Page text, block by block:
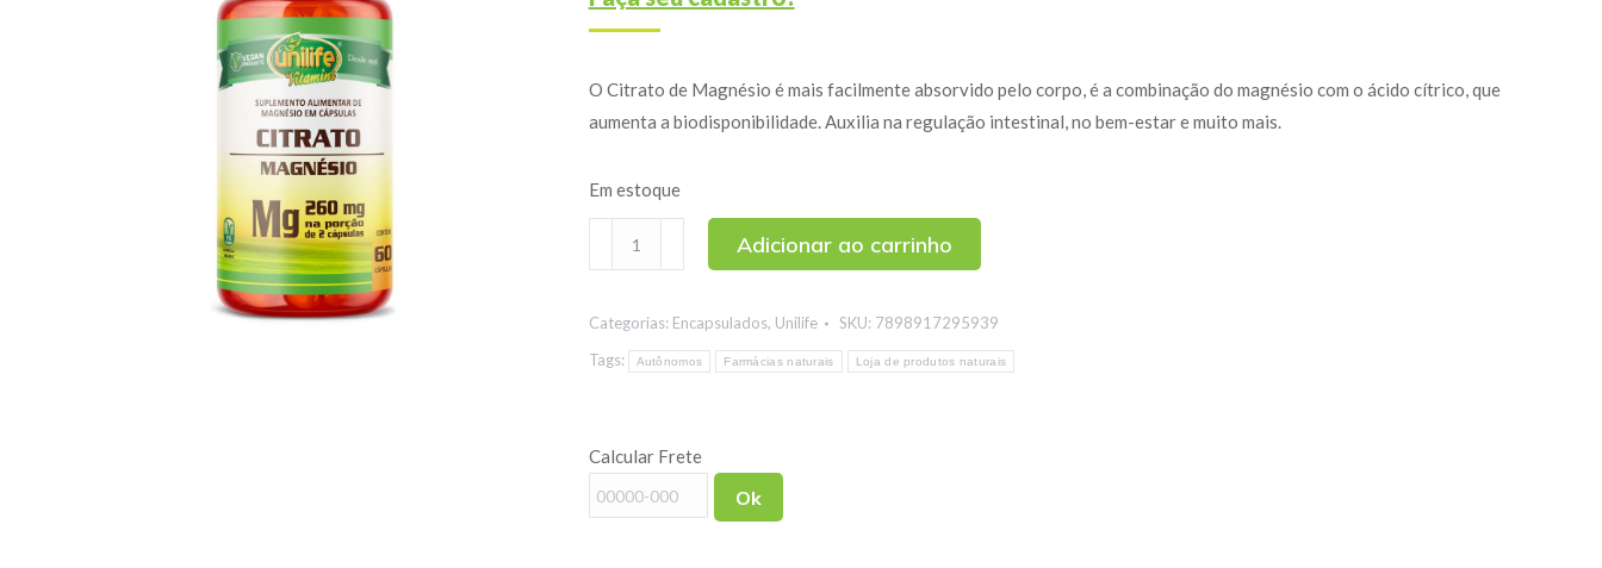
O Citrato de Magnésio é mais facilmente absorvido pelo corpo, é a combinação do magnésio com o ácido cítrico, que
aumenta a biodisponibilidade. Auxilia na regulação intestinal, no bem-estar e muito mais.
Em estoque
de
Unilife
60
Adicionar ao carrinho
Categorias: Encapsulados, Unilife SKU: 7898917295939
Tags:
Autônomos Farmácias naturais Loja de produtos naturais
Calcular Frete
Ok